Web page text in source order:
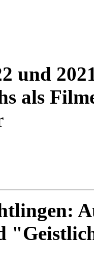
und
als